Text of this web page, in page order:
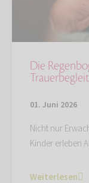
Die
01. Juni 2026
Nicht nur
Kinder erleben
Weiterlesen